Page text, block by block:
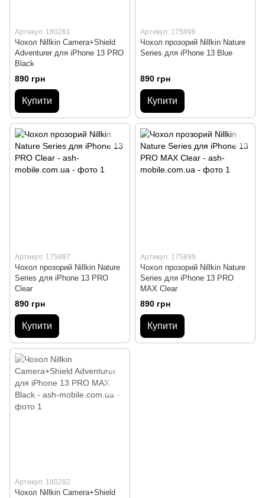
Артикул: 180281
Чохол Nillkin Camera+Shield
Adventurer для iPhone 13 PRO
Black
890 грн
Купити
Артикул: 175896
Чохол прозорий Nillkin Nature
Series для iPhone 13 Blue
890 грн
Купити
Артикул: 175897
Чохол прозорий Nillkin Nature
Series для iPhone 13 PRO
Clear
890 грн
Купити
Артикул: 175899
Чохол прозорий Nillkin Nature
Series для iPhone 13 PRO
MAX Clear
890 грн
Купити
Артикул: 180282
Чохол Nillkin Camera+Shield